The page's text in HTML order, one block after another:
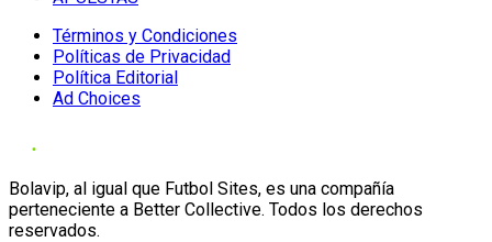
Términos y Condiciones
Políticas de Privacidad
Política Editorial
Ad Choices
Bolavip, al igual que Futbol Sites, es una compañía
perteneciente a Better Collective. Todos los derechos
reservados.